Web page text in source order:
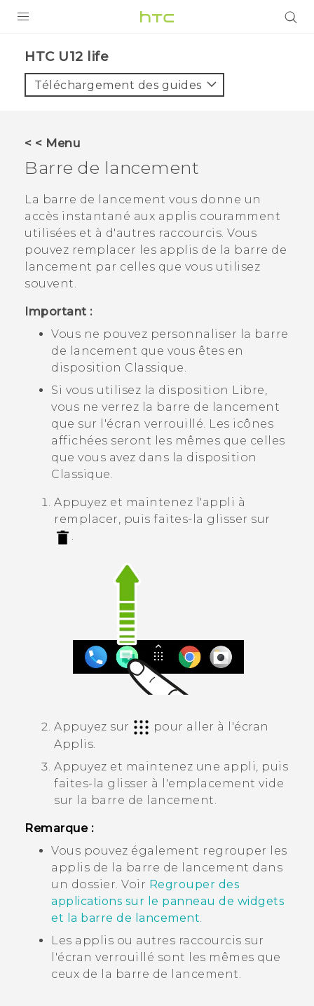
VIVE
ASSISTANCE
Appareils HTC & Accessoires
Connexion
HTC U12 life‎
Téléchargement des guides
< < Menu
Barre de lancement
La barre de lancement vous donne un
accès instantané aux applis couramment
utilisées et à d'autres raccourcis. Vous
pouvez remplacer les applis de la barre de
lancement par celles que vous utilisez
souvent.
Important :
Vous ne pouvez personnaliser la barre
de lancement que vous êtes en
disposition Classique.
Si vous utilisez la disposition Libre,
vous ne verrez la barre de lancement
que sur l'écran verrouillé. Les icônes
affichées seront les mêmes que celles
que vous avez dans la disposition
Classique.
Appuyez et maintenez l'appli à
remplacer, puis faites-la glisser sur
.
Appuyez sur
pour aller à l'écran
Applis.
Appuyez et maintenez une appli, puis
faites-la glisser à l'emplacement vide
sur la barre de lancement.
Remarque :
Vous pouvez également regrouper les
applis de la barre de lancement dans
un dossier. Voir Regrouper des
applications sur le panneau de widgets
et la barre de lancement.
Les applis ou autres raccourcis sur
l'écran verrouillé sont les mêmes que
ceux de la barre de lancement.